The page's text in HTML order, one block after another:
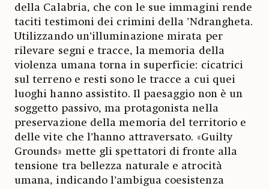
della Calabria, che con le sue immagini rende
taciti testimoni dei crimini della ’Ndrangheta.
Utilizzando un’illuminazione mirata per
rilevare segni e tracce, la memoria della
violenza umana torna in superficie: cicatrici
sul terreno e resti sono le tracce a cui quei
luoghi hanno assistito. Il paesaggio non è un
soggetto passivo, ma protagonista nella
preservazione della memoria del territorio e
delle vite che l’hanno attraversato. «Guilty
Grounds» mette gli spettatori di fronte alla
tensione tra bellezza naturale e atrocità
umana, indicando l’ambigua coesistenza